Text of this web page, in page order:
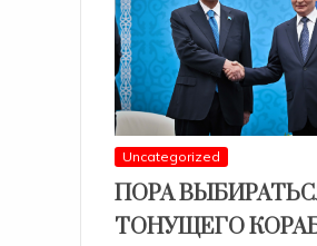
Uncategorized
ПОРА
ТОНУЩЕГО